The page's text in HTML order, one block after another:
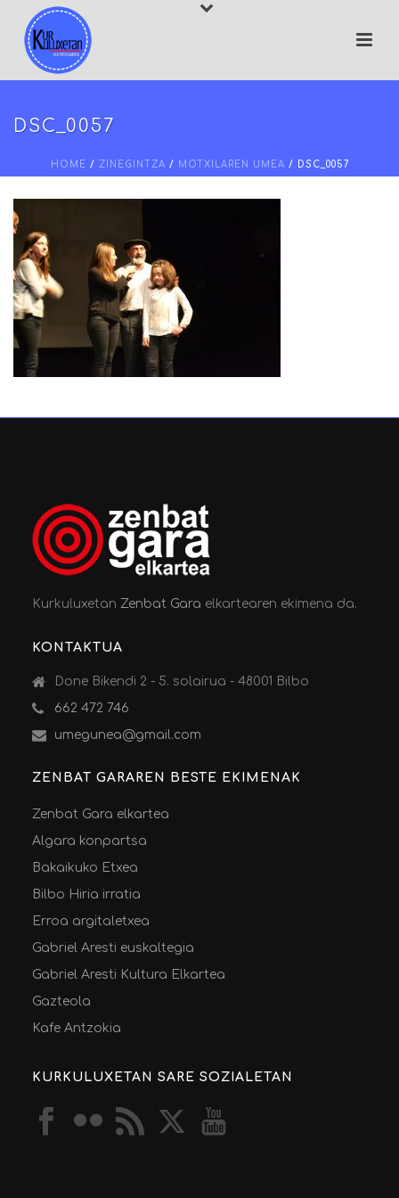
DSC_0057
HOME / ZINEGINTZA / MOTXILAREN UMEA / DSC_0057
KurkuluxetanZenbat Gara elkartearen ekimena da.
KONTAKTUA
Done Bikendi 2 - 5. solairua - 48001 Bilbo
662 472 746
umegunea@gmail.com
ZENBAT GARAREN BESTE EKIMENAK
Zenbat Gara elkartea
Algara konpartsa
Bakaikuko Etxea
Bilbo Hiria irratia
Erroa argitaletxea
Gabriel Aresti euskaltegia
Gabriel Aresti Kultura Elkartea
Gazteola
Kafe Antzokia
KURKULUXETAN SARE SOZIALETAN